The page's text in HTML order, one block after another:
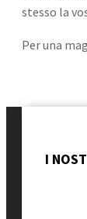
stesso la
Per una
I